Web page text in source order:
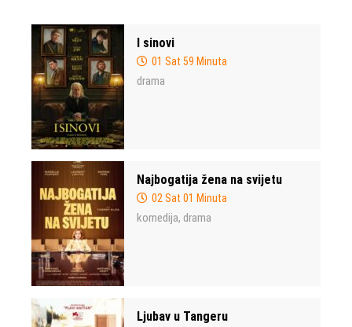
I sinovi
01 Sat 59 Minuta
drama
Najbogatija žena na svijetu
02 Sat 01 Minuta
komedija, drama
Ljubav u Tangeru